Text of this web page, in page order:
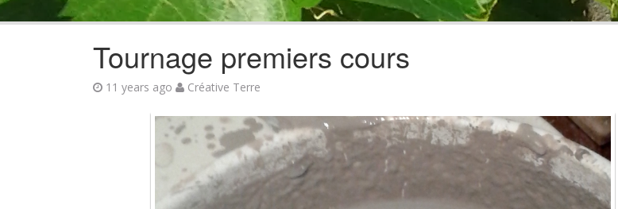
Tournage premiers cours
11 years ago Créative Terre